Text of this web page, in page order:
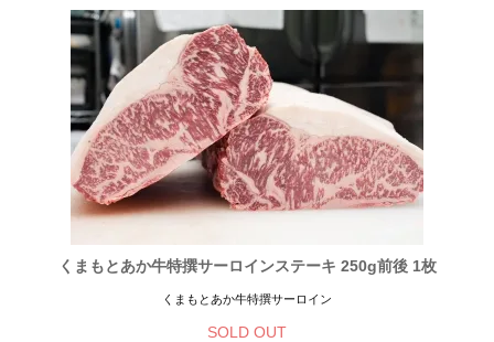
くまもとあか牛特撰サーロインステーキ 250g前後 1枚
くまもとあか牛特撰サーロイン
SOLD OUT